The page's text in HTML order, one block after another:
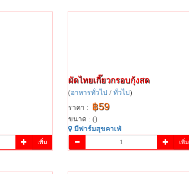
เพิ่ม
ผัดไทย​เกี๊ยว​กรอบ​กุ้ง​สด
(อาหารทั่วไป / ทั่วไป)
ราคา : ฿59
ขนาด : ()
มี​ฟาร์​มสุข​คาเฟ่​ ...
เพิ่ม